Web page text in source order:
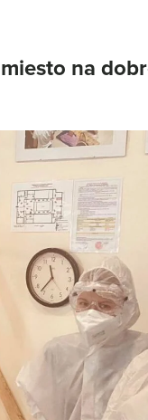
na